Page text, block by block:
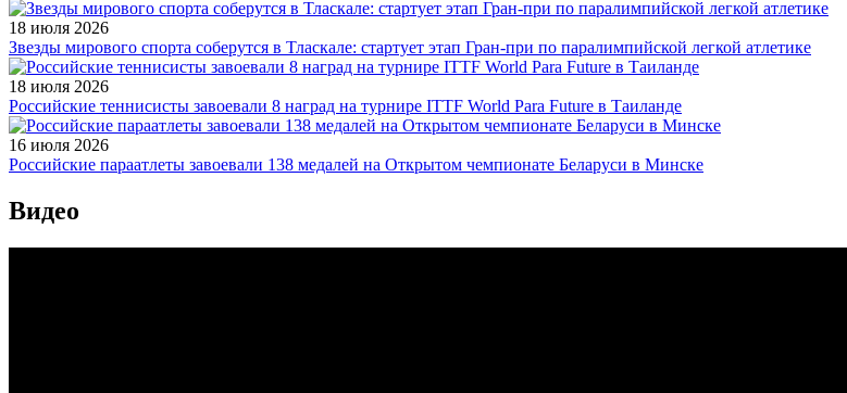
18 июля 2026
Звезды мирового спорта соберутся в Тласкале: стартует этап Гран-при по паралимпийской легкой атлетике
18 июля 2026
Российские теннисисты завоевали 8 наград на турнире ITTF World Para Future в Таиланде
16 июля 2026
Российские параатлеты завоевали 138 медалей на Открытом чемпионате Беларуси в Минске
Видео